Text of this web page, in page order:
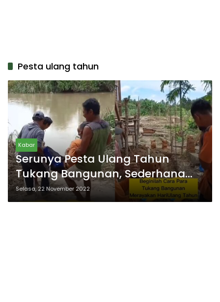
Pesta ulang tahun
Kabar
Serunya Pesta Ulang Tahun
Tukang Bangunan, Sederhana
dan Bahagia
Selasa, 22 November 2022